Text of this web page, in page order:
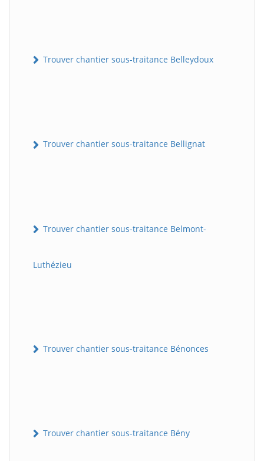
Trouver chantier sous-traitance Belleydoux
Trouver chantier sous-traitance Bellignat
Trouver chantier sous-traitance Belmont-
Luthézieu
Trouver chantier sous-traitance Bénonces
Trouver chantier sous-traitance Bény